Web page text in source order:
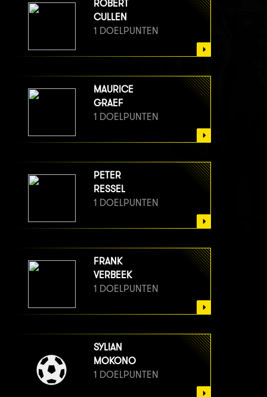
ROBERT
CULLEN
1 DOELPUNTEN
MAURICE
GRAEF
1 DOELPUNTEN
PETER
RESSEL
1 DOELPUNTEN
FRANK
VERBEEK
1 DOELPUNTEN
SYLIAN
MOKONO
1 DOELPUNTEN